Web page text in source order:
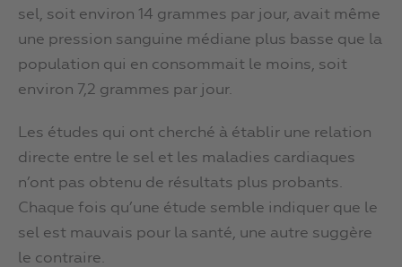
sel, soit environ 14 grammes par jour, avait même
une pression sanguine médiane plus basse que la
population qui en consommait le moins, soit
environ 7,2 grammes par jour.
Les études qui ont cherché à établir une relation
directe entre le sel et les maladies cardiaques
n’ont pas obtenu de résultats plus probants.
Chaque fois qu’une étude semble indiquer que le
sel est mauvais pour la santé, une autre suggère
le contraire.